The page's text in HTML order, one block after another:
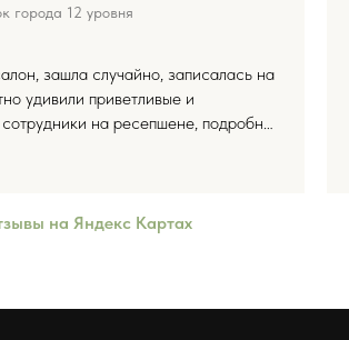
города 12 уровня
зашла случайно, записалась на
удивили приветливые и
на ресепшене, подробно
стоимости, мастере. Мастер
услугам. Также очень порадовала
на Яндекс Картах